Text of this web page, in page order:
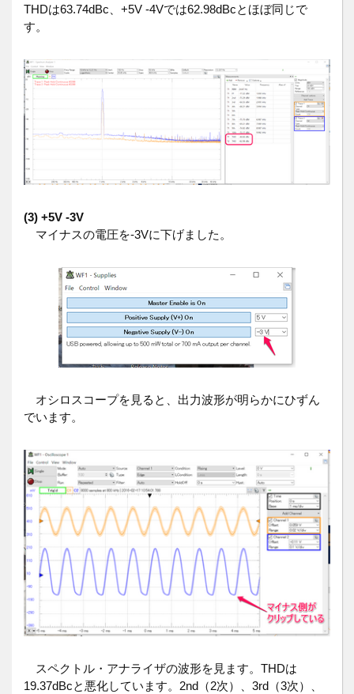
THDは63.74dBc、+5V -4Vでは62.98dBcとほぼ同じで
す。
(3) +5V -3V
マイナスの電圧を-3Vに下げました。
オシロスコープを見ると、出力波形が明らかにひずん
でいます。
スペクトル・アナライザの波形を見ます。THDは
19.37dBcと悪化しています。2nd（2次）、3rd（3次）、